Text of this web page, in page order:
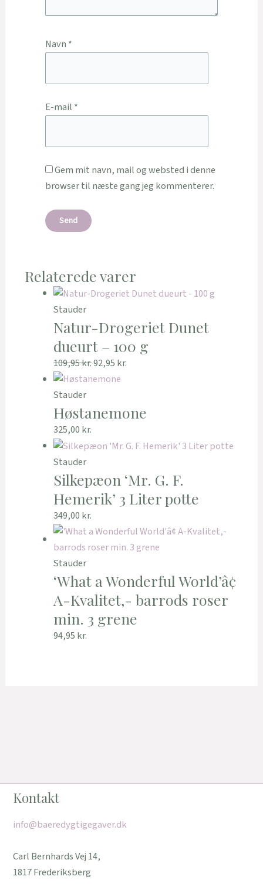
Navn *
E-mail *
Gem mit navn, mail og websted i denne
browser til næste gang jeg kommenterer.
Relaterede varer
Stauder
Natur-Drogeriet Dunet
dueurt – 100 g
109,95kr.92,95 kr.
Stauder
Høstanemone
325,00 kr.
Stauder
Silkepæon ‘Mr. G. F.
Hemerik’ 3 Liter potte
349,00 kr.
Stauder
‘What a Wonderful World’â¢
A-Kvalitet,- barrods roser
min. 3 grene
94,95 kr.
Kontakt
info@baeredygtigegaver.dk
Carl Bernhards Vej 14,
1817 Frederiksberg